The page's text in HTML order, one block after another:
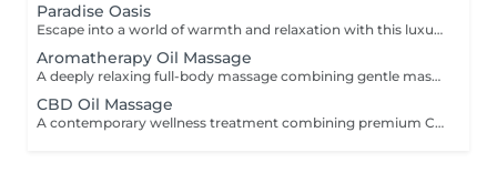
Paradise Oasis
Escape into a world of warmth and relaxation with this luxurious wellness ritual. Combining a 90-minute Hot Stone Massage with a 30-minute Thai Foot Reflexology treatment, this package helps release deep muscular tension, improve circulation, and restore a sense of balance from head to toe. Includes: Hot Stone Massage 90 min Thai Foot Reflexology 30 min
Aromatherapy Oil Massage
A deeply relaxing full-body massage combining gentle massage techniques with carefully selected aromatic essential oils. The soothing aromas and flowing movements help ease muscle tension, reduce stress, calm the mind, and promote a lasting sense of well-being.
CBD Oil Massage
A contemporary wellness treatment combining premium CBD-infused oils with relaxing massage techniques. Designed for those seeking a peaceful pause from a busy lifestyle, this treatment helps soften muscular tension and encourages deep physical comfort.